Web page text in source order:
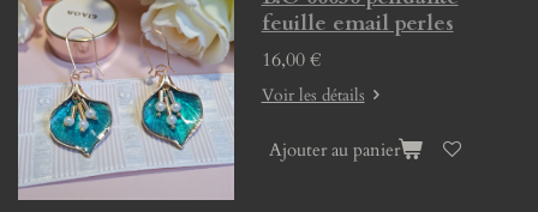
feuille email perles
16,00 €
Voir les détails
Ajouter au panier